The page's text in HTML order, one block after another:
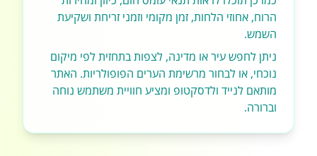
הרוח, אחוזי הלחות, זמן מקומי וזמני זריחת ושקיעת
השמש.
ניתן לחפש עיר או מדינה, לצפות בתחזית לפי מיקום
נוכחי, או לבחור מרשימת הערים הפופולריות. האתר
מותאם לנייד ולדסקטופ ומציע חוויית משתמש נוחה
וברורה.